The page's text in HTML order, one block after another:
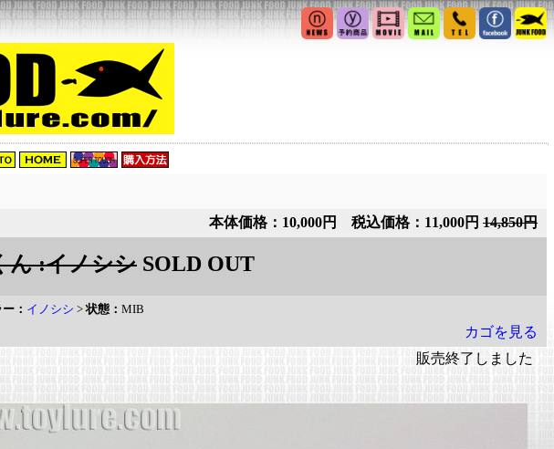
本体価格：10,000円 税込価格：11,000円 14,850円
:イノシシ SOLD OUT
： イノシシ >状態： MIB
カゴを見る
販売終了しました